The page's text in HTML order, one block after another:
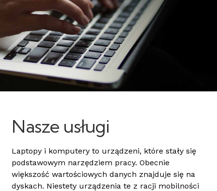
Nasze usługi
Laptopy i komputery to urządzeni, które stały się
podstawowym narzędziem pracy. Obecnie
większość wartościowych danych znajduje się na
dyskach. Niestety urządzenia te z racji mobilności